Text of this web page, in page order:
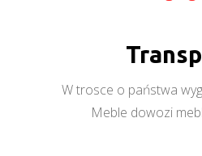
W trosce o państwa
Meble dowozi